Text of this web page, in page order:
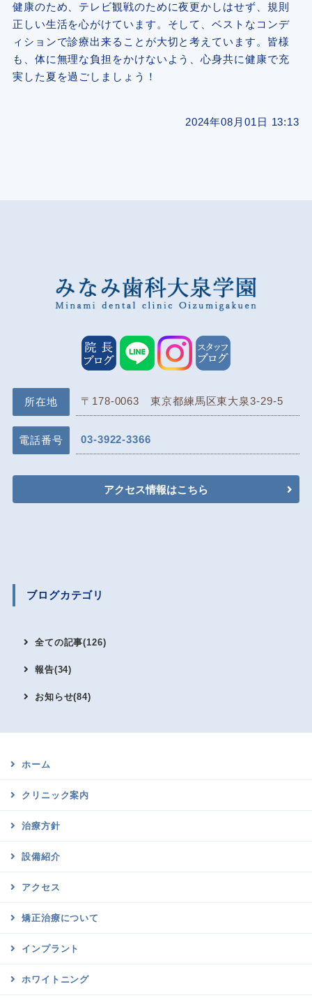
健康のため、テレビ観戦のために夜更かしはせず、規則
正しい生活を心がけています。そして、ベストなコンデ
ィションで診療出来ることが大切と考えています。皆様
も、体に無理な負担をかけないよう、心身共に健康で充
実した夏を過ごしましょう！
2024年08月01日 13:13
所在地 〒178-0063 東京都練馬区東大泉3-29-5
電話番号 03-3922-3366
アクセス情報はこちら
ブログカテゴリ
全ての記事(126)
報告(34)
お知らせ(84)
ホーム
クリニック案内
治療方針
設備紹介
アクセス
矯正治療について
インプラント
ホワイトニング